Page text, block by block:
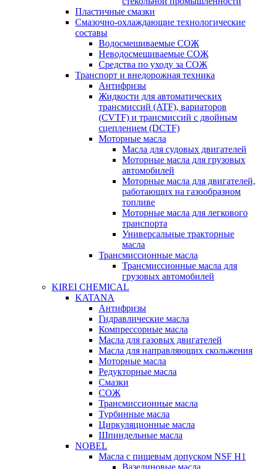
Пластичные смазки
Смазочно-охлаждающие технологические
составы
Водосмешиваемые СОЖ
Неводосмешиваемые СОЖ
Средства по уходу за СОЖ
Транспорт и внедорожная техника
Антифризы
Жидкости для автоматических
трансмиссий (ATF), вариаторов
(CVTF) и трансмиссий с двойным
сцеплением (DCTF)
Моторные масла
Масла для судовых двигателей
Моторные масла для грузовых
автомобилей
Моторные масла для двигателей,
работающих на газообразном
топливе
Моторные масла для легкового
транспорта
Универсальные тракторные
масла
Трансмиссионные масла
Трансмиссионные масла для
грузовых автомобилей
KIREI CHEMICAL
KATANA
Антифризы
Гидравлические масла
Компрессорные масла
Масла для газовых двигателей
Масла для направляющих скольжения
Моторные масла
Редукторные масла
Смазки
СОЖ
Трансмиссионные масла
Турбинные масла
Циркуляционные масла
Шпиндельные масла
NOBEL
Масла с пищевым допуском NSF H1
Вазелиновые масла